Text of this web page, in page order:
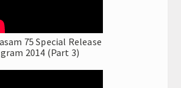
75 Special Release
2014 (Part 3)